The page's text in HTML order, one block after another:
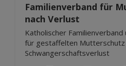
Familienverband für
nach Verlust
Katholischer
für gestaffelten Mutterschutz
Schwangerschaftsverlust